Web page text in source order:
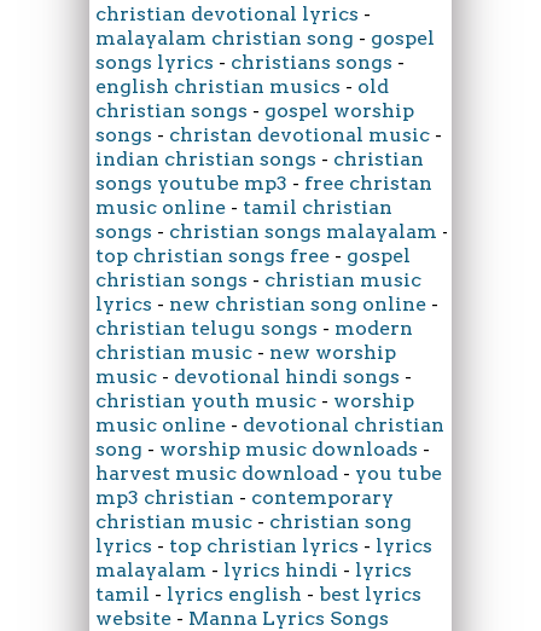
christian devotional lyrics -
malayalam christian song - gospel
songs lyrics - christians songs -
english christian musics - old
christian songs - gospel worship
songs - christan devotional music -
indian christian songs - christian
songs youtube mp3 - free christan
music online - tamil christian
songs - christian songs malayalam -
top christian songs free - gospel
christian songs - christian music
lyrics - new christian song online -
christian telugu songs - modern
christian music - new worship
music - devotional hindi songs -
christian youth music - worship
music online - devotional christian
song - worship music downloads -
harvest music download - you tube
mp3 christian - contemporary
christian music - christian song
lyrics - top christian lyrics - lyrics
malayalam - lyrics hindi - lyrics
tamil - lyrics english - best lyrics
website - Manna Lyrics Songs